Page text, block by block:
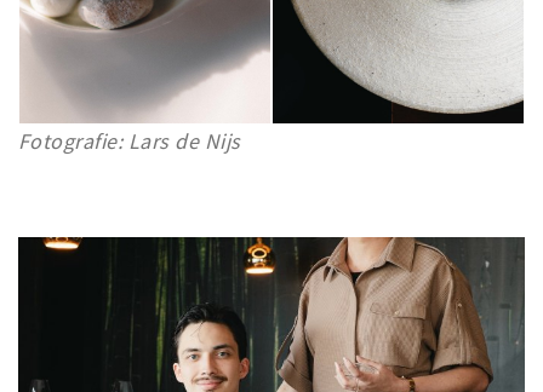
Fotografie: Lars de Nijs